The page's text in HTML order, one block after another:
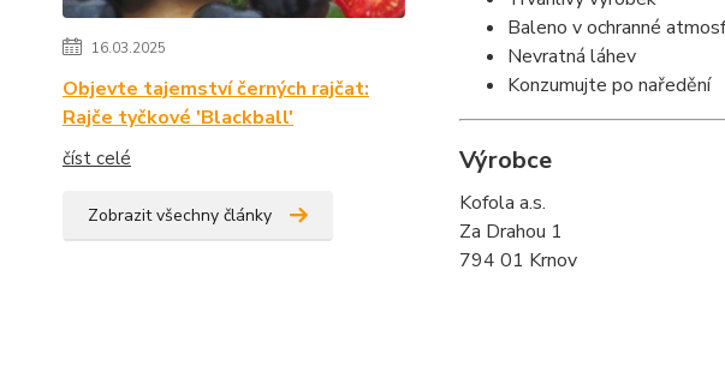
16.03.2025
Objevte tajemství černých rajčat:
Rajče tyčkové 'Blackball'
číst celé
Zobrazit všechny články
Baleno v ochranné
Nevratná láhev
Konzumujte po naředění
Výrobce
Kofola a.s.
Za Drahou 1
794 01 Krnov